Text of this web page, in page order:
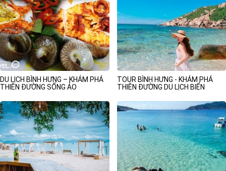
DU LỊCH BÌNH HƯNG – KHÁM PHÁ
THIÊN ĐƯỜNG SỐNG ẢO
TOUR BÌNH HƯNG - KHÁM PHÁ
THIÊN ĐƯỜNG DU LỊCH BIỂN